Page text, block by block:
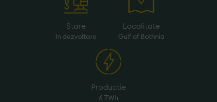
Stare
In dezvoltare
Localitate
Gulf of Bothnia
Productie
6 TWh